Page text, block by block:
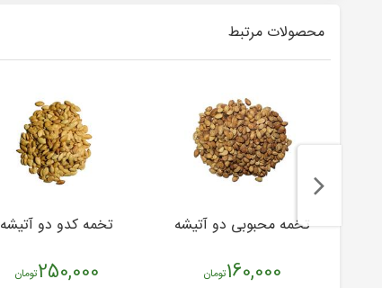
محصولات مرتبط
تخمه محبوبی دو آتیشه
160,000تومان
تخمه کدو دو آتیشه
250,000تومان